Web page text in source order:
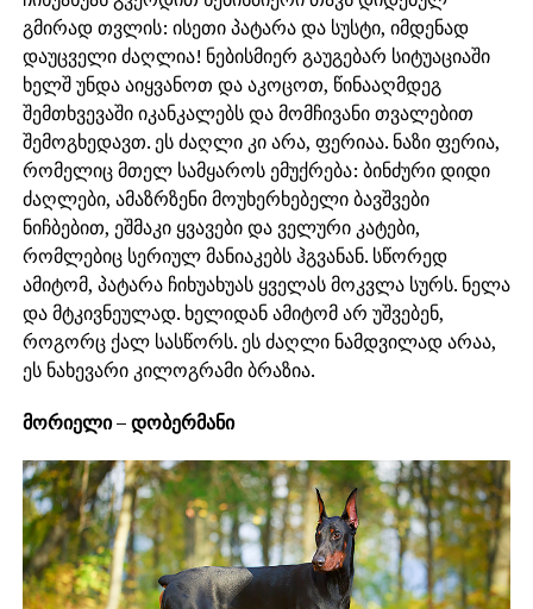
გმირად თვლის: ისეთი პატარა და სუსტი, იმდენად
დაუცველი ძაღლია! ნებისმიერ გაუგებარ სიტუაციაში
ხელშ უნდა აიყვანოთ და აკოცოთ, წინააღმდეგ
შემთხვევაში იკანკალებს და მომჩივანი თვალებით
შემოგხედავთ. ეს ძაღლი კი არა, ფერიაა. ნაზი ფერია,
რომელიც მთელ სამყაროს ემუქრება: ბინძური დიდი
ძაღლები, ამაზრზენი მოუხერხებელი ბავშვები
ნიჩბებით, ეშმაკი ყვავები და ველური კატები,
რომლებიც სერიულ მანიაკებს ჰგვანან. სწორედ
ამიტომ, პატარა ჩიხუახუას ყველას მოკვლა სურს. ნელა
და მტკივნეულად. ხელიდან ამიტომ არ უშვებენ,
როგორც ქალ სასწორს. ეს ძაღლი ნამდვილად არაა,
ეს ნახევარი კილოგრამი ბრაზია.
მორიელი – დობერმანი